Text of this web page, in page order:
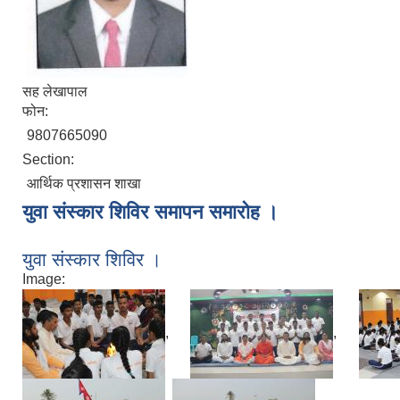
सह लेखापाल
फोन:
9807665090
Section:
आर्थिक प्रशासन शाखा
युवा संस्कार शिविर समापन समारोह ।
युवा संस्कार शिविर ।
Image:
, ,